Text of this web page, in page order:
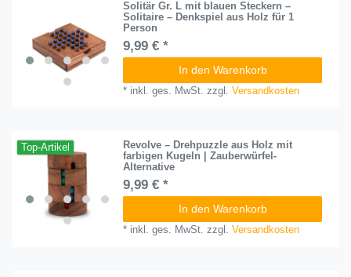
Solitär Gr. L mit blauen Steckern –
Solitaire – Denkspiel aus Holz für 1
Person
9,99 € *
In den Warenkorb
* inkl. ges. MwSt. zzgl.Versandkosten
Top-Artikel
Revolve – Drehpuzzle aus Holz mit
farbigen Kugeln | Zauberwürfel-
Alternative
9,99 € *
In den Warenkorb
* inkl. ges. MwSt. zzgl.Versandkosten